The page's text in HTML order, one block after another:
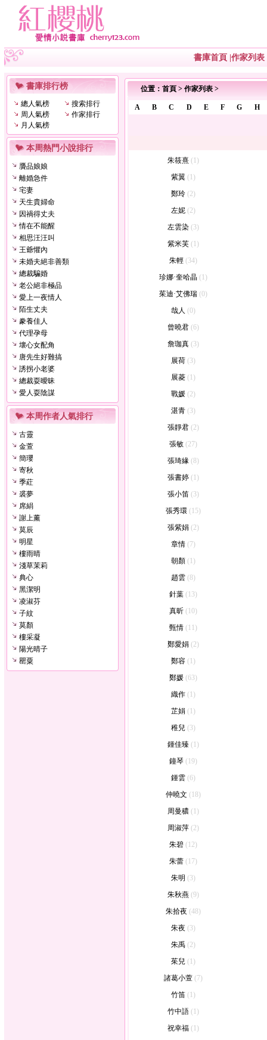
書庫首頁 作家列表
書庫排行榜
總人氣榜
搜索排行
周人氣榜
作家排行
月人氣榜
本周熱門小說排行
贗品娘娘
離婚急件
宅妻
天生貴婦命
因禍得丈夫
情在不能醒
相思汪汪叫
王爺懼內
未婚夫絕非善類
總裁騙婚
老公絕非極品
愛上一夜情人
陌生丈夫
豢養佳人
代理孕母
壞心女配角
唐先生好難搞
誘拐小老婆
總裁耍曖昧
愛人耍陰謀
本周作者人氣排行
古靈
金萱
簡瓔
寄秋
季葒
裘夢
席絹
謝上薰
莫辰
明星
樓雨晴
淺草茉莉
典心
黑潔明
凌淑芬
子紋
莫顏
樓采凝
陽光晴子
罌粟
位置： 首頁 > 作家列表 >
A B C D E F G H
朱筱熹 (1)
紫翼 (1)
鄭玲 (2)
左妮 (2)
左雲染 (3)
紫米芙 (1)
朱輕 (34)
珍娜·奎哈晶 (1)
茱迪·艾佛瑞 (0)
哉人 (0)
曾曉君 (6)
詹珈真 (3)
展荷 (3)
展菱 (1)
戰媛 (2)
湛青 (3)
張靜君 (2)
張敏 (27)
張琦緣 (8)
張書婷 (1)
張小笛 (3)
張秀環 (15)
張紫娟 (2)
章情 (7)
朝顏 (1)
趙雲 (8)
針葉 (13)
真昕 (10)
甄情 (11)
鄭愛娟 (2)
鄭容 (1)
鄭媛 (63)
織作 (1)
芷娟 (1)
稚兒 (3)
鍾佳臻 (1)
鐘琴 (19)
鍾雲 (6)
仲曉文 (18)
周曼穠 (1)
周淑萍 (2)
朱碧 (12)
朱蕾 (17)
朱明 (3)
朱秋燕 (9)
朱拾夜 (48)
朱夜 (3)
朱禹 (2)
茱兒 (1)
諸葛小萱 (7)
竹笛 (1)
竹中語 (1)
祝幸福 (1)